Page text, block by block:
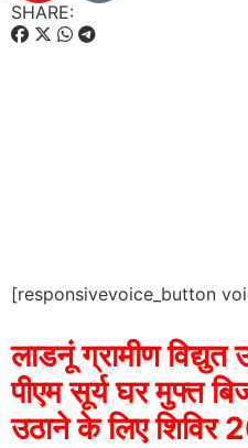
SHARE:
[responsivevoice_button
लाडनूं ग्रामीण
पीएम सूर्य घर मुफ्त
उठाने के लिए शिविर